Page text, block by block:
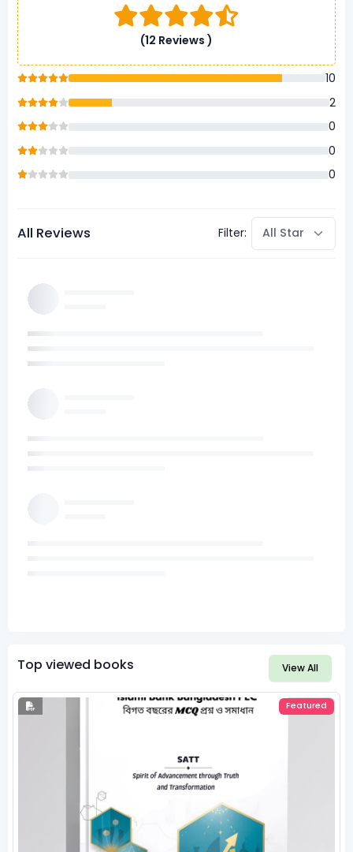
(12 Reviews )
10
2
0
0
0
All Reviews Filter:
Top viewed books View All
Featured